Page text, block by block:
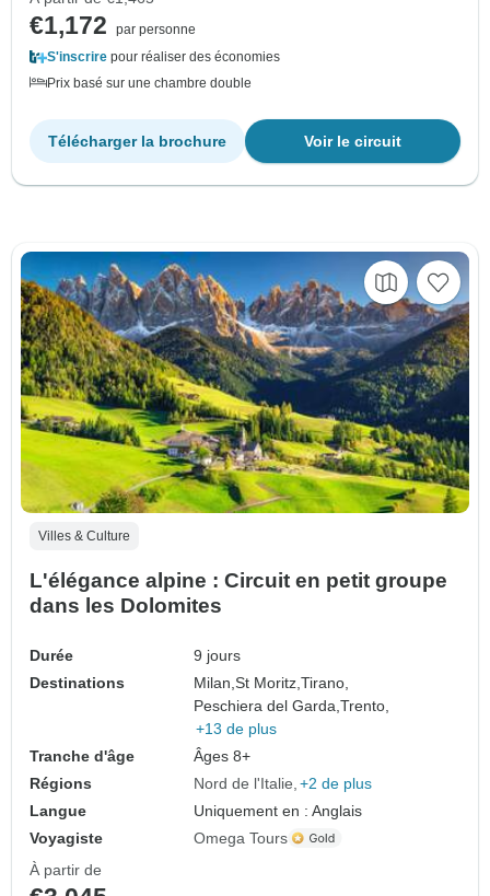
€1,172
par personne
S'inscrire pour réaliser des économies
Prix basé sur une chambre double
Voir le circuit
Télécharger la brochure
Villes & Culture
L'élégance alpine : Circuit en petit groupe
dans les Dolomites
Durée
9 jours
Destinations
Milan,St Moritz,Tirano,
Peschiera del Garda,Trento,
+13 de plus
Tranche d'âge
Âges 8+
Régions
Nord de l'Italie +2 de plus
Langue
Uniquement en : Anglais
Voyagiste
Omega Tours
À partir de